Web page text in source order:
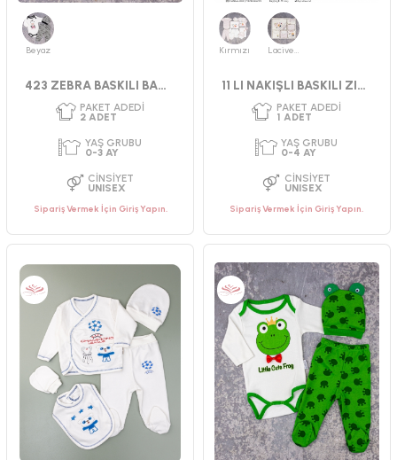
PAKET ADEDI
YAŞ GRUBU
0-3 AY
CINSIYET
UNISEX
PAKET ADEDI
1ADET
YAŞ GRUBU
0-3 AY
CINSIYET
UNISEX
Beyaz
423 ZEBRA BASKILI BADI TAKIM
Sipariş Vermek İçin Giriş Yapın.
Kırmızı Lacivert
11 LI NAKIŞLI BASKILI ZIBIN TAKIMI
Sipariş Vermek İçin Giriş Yapın.